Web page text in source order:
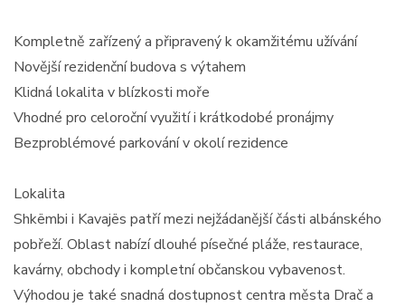
Kompletně zařízený a připravený k okamžitému užívání
Novější rezidenční budova s výtahem
Klidná lokalita v blízkosti moře
Vhodné pro celoroční využití i krátkodobé pronájmy
Bezproblémové parkování v okolí rezidence
Lokalita
Shkëmbi i Kavajës patří mezi nejžádanější části albánského
pobřeží. Oblast nabízí dlouhé písečné pláže, restaurace,
kavárny, obchody i kompletní občanskou vybavenost.
Výhodou je také snadná dostupnost centra města Drač a